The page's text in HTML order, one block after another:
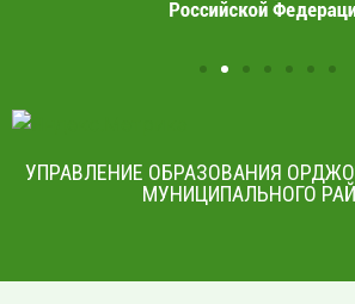
УПРАВЛЕНИЕ ОБРАЗОВАНИЯ
МУНИЦИПАЛЬНОГО